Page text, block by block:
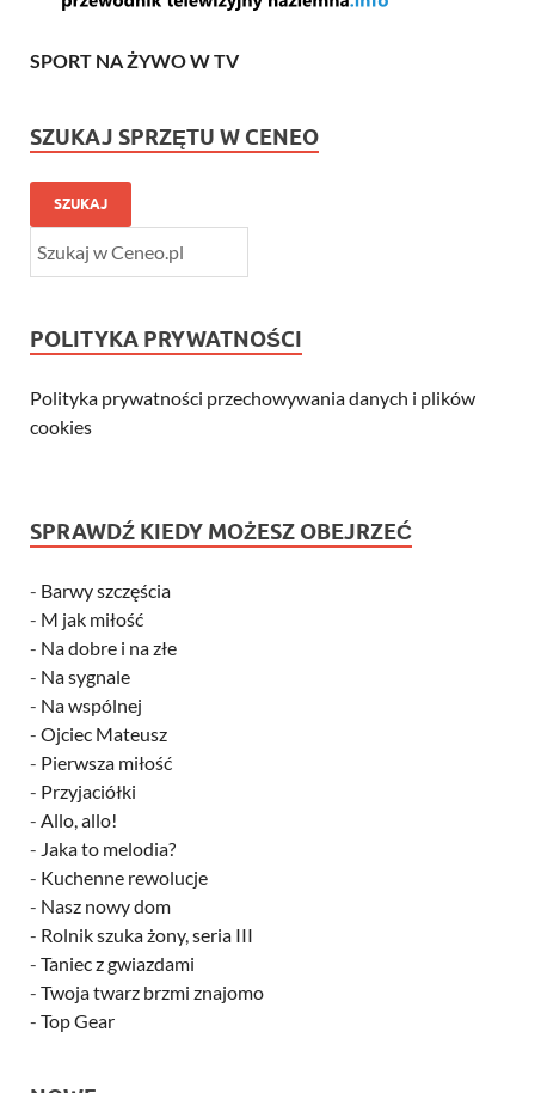
SPORT NA ŻYWO W TV
SZUKAJ SPRZĘTU W CENEO
SZUKAJ
POLITYKA PRYWATNOŚCI
Polityka prywatności przechowywania danych i plików
cookies
SPRAWDŹ KIEDY MOŻESZ OBEJRZEĆ
- Barwy szczęścia
- M jak miłość
- Na dobre i na złe
- Na sygnale
- Na wspólnej
- Ojciec Mateusz
- Pierwsza miłość
- Przyjaciółki
- Allo, allo!
- Jaka to melodia?
- Kuchenne rewolucje
- Nasz nowy dom
- Rolnik szuka żony, seria III
- Taniec z gwiazdami
- Twoja twarz brzmi znajomo
- Top Gear